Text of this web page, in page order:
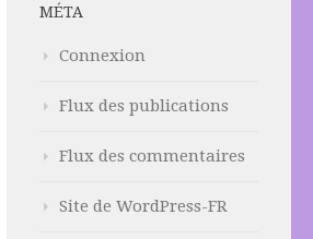
MÉTA
Connexion
Flux des publications
Flux des commentaires
Site de WordPress-FR